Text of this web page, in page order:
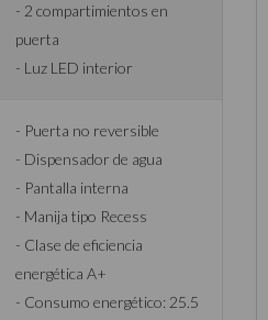
- 2 compartimientos en
puerta
- Luz LED interior
- Puerta no reversible
- Dispensador de agua
- Pantalla interna
- Manija tipo Recess
- Clase de eficiencia
energética A+
- Consumo energético: 25.5